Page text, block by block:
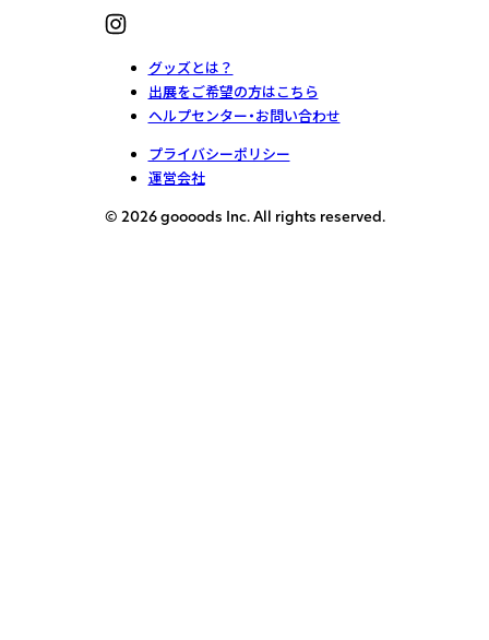
グッズとは？
出展をご希望の方はこちら
ヘルプセンター・お問い合わせ
プライバシーポリシー
運営会社
© 2026 goooods Inc. All rights reserved.